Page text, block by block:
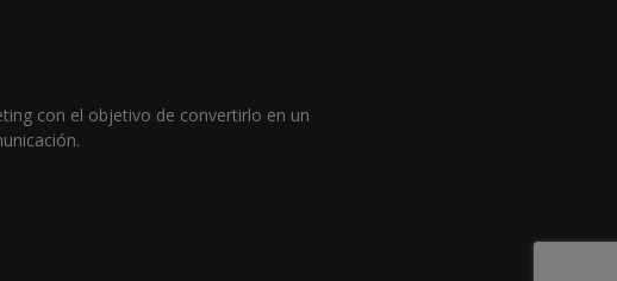
con el objetivo de convertirlo en un